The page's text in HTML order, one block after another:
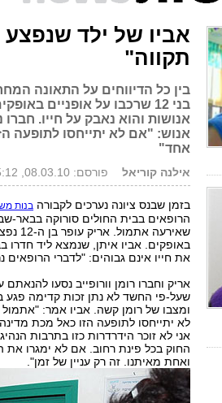
אביו של ילד שנפצע
תקווה"
בין כל הדיווחים על התאונה
בני 12 שרכבו על אופניים
אנושות והוא נאבק על חייו.
אנוש: "אם לא יתייחסו לתופעה
אחד"
אילנה קוריאל פורסם: 08.03.10, 15:12
בזמן שבנס ציונה נערכים לקבורה בנות
הרופאים בבית החולים סורוקה בבאר-
את חייו אינם גבוהים: "לדברי הרופאים
אריק וחברו רומן וורופייב נסעו
שעל-פי החשד לא נתן זכות קדימה פגע
ומצבו של רומן קשה. אביו אמר:
לא יתייחסו לתופעה הזו כאל מכת
אני לא זוכר הידרדרות כזו בתרבות
החוק בכל פינת רחוב. אם לא ימגרו את
ואחת מאיתנו. זה רק עניין של זמן".